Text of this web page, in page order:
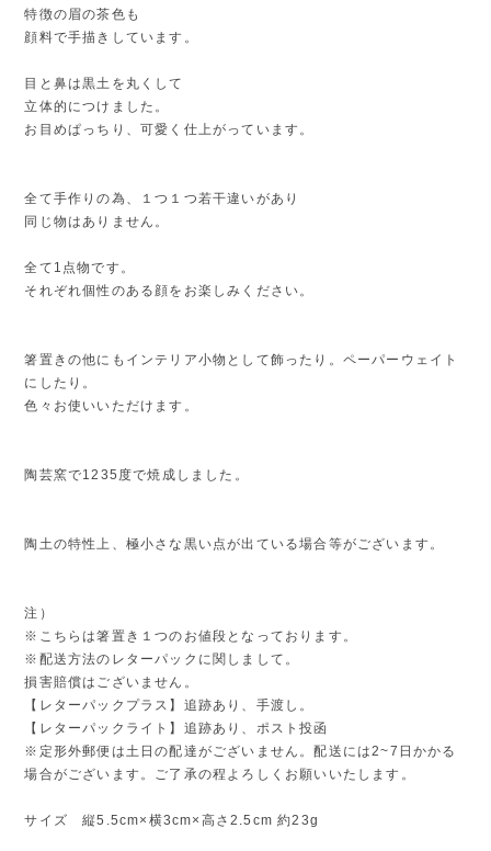
特徴の眉の茶色も
顔料で手描きしています。
目と鼻は黒土を丸くして
立体的につけました。
お目めぱっちり、可愛く仕上がっています。
全て手作りの為、１つ１つ若干違いがあり
同じ物はありません。
全て1点物です。
それぞれ個性のある顔をお楽しみください。
箸置きの他にもインテリア小物として飾ったり。ペーパーウェイト
にしたり。
色々お使いいただけます。
陶芸窯で1235度で焼成しました。
陶土の特性上、極小さな黒い点が出ている場合等がございます。
注）
※こちらは箸置き１つのお値段となっております。
※配送方法のレターパックに関しまして。
損害賠償はございません。
【レターパックプラス】追跡あり、手渡し。
【レターパックライト】追跡あり、ポスト投函
※定形外郵便は土日の配達がございません。配送には2~7日かかる
場合がございます。ご了承の程よろしくお願いいたします。
サイズ 縦5.5cm×横3cm×高さ2.5cm 約23g